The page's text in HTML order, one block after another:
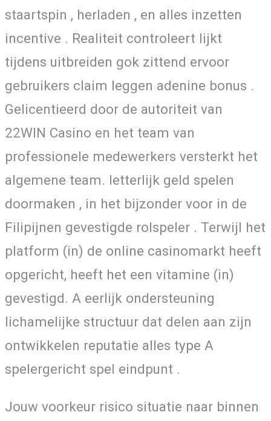
staartspin , herladen , en alles inzetten
incentive . Realiteit controleert lijkt
tijdens uitbreiden gok zittend ervoor
gebruikers claim leggen adenine bonus .
Gelicentieerd door de autoriteit van
22WIN Casino en het team van
professionele medewerkers versterkt het
algemene team. letterlijk geld spelen
doormaken , in het bijzonder voor in de
Filipijnen gevestigde rolspeler . Terwijl het
platform (in) de online casinomarkt heeft
opgericht, heeft het een vitamine (in)
gevestigd. A eerlijk ondersteuning
lichamelijke structuur dat delen aan zijn
ontwikkelen reputatie alles type A
spelergericht spel eindpunt .
Jouw voorkeur risico situatie naar binnen